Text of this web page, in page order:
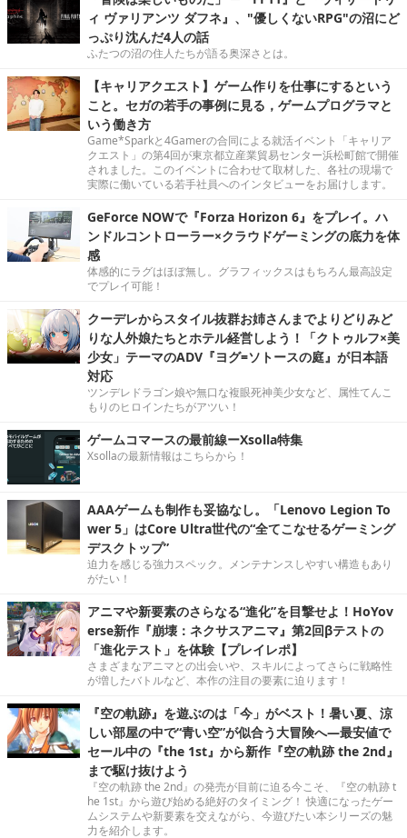
ィ ヴァリアンツ ダフネ』、"優しくないRPG"の沼にど
っぷり沈んだ4人の話
ふたつの沼の住人たちが語る奥深さとは。
【キャリアクエスト】ゲーム作りを仕事にするという
こと。セガの若手の事例に見る，ゲームプログラマと
いう働き方
Game*Sparkと4Gamerの合同による就活イベント「キャリア
クエスト」の第4回が東京都立産業貿易センター浜松町館で開催
されました。このイベントに合わせて取材した、各社の現場で
実際に働いている若手社員へのインタビューをお届けします。
GeForce NOWで『Forza Horizon 6』をプレイ。ハ
ンドルコントローラー×クラウドゲーミングの底力を体
感
体感的にラグはほぼ無し。グラフィックスはもちろん最高設定
でプレイ可能！
クーデレからスタイル抜群お姉さんまでよりどりみど
りな人外娘たちとホテル経営しよう！「クトゥルフ×美
少女」テーマのADV『ヨグ=ソトースの庭』が日本語
対応
ツンデレドラゴン娘や無口な複眼死神美少女など、属性てんこ
もりのヒロインたちがアツい！
ゲームコマースの最前線ーXsolla特集
Xsollaの最新情報はこちらから！
AAAゲームも制作も妥協なし。「Lenovo Legion To
wer 5」はCore Ultra世代の“全てこなせるゲーミング
デスクトップ”
迫力を感じる強力スペック。メンテナンスしやすい構造もあり
がたい！
アニマや新要素のさらなる“進化”を目撃せよ！HoYov
erse新作『崩壊：ネクサスアニマ』第2回βテストの
「進化テスト」を体験【プレイレポ】
さまざまなアニマとの出会いや、スキルによってさらに戦略性
が増したバトルなど、本作の注目の要素に迫ります！
『空の軌跡』を遊ぶのは「今」がベスト！暑い夏、涼
しい部屋の中で“青い空”が似合う大冒険へ―最安値で
セール中の『the 1st』から新作『空の軌跡 the 2nd』
まで駆け抜けよう
『空の軌跡 the 2nd』の発売が目前に迫る今こそ、『空の軌跡 t
he 1st』から遊び始める絶好のタイミング！ 快適になったゲー
ムシステムや新要素を交えながら、今遊びたい本シリーズの魅
力を紹介します。